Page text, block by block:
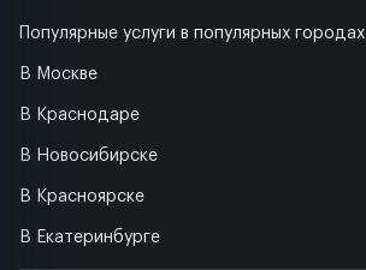
Популярные услуги в популярных городах
В Москве
В Краснодаре
В Новосибирске
В Красноярске
В Екатеринбурге